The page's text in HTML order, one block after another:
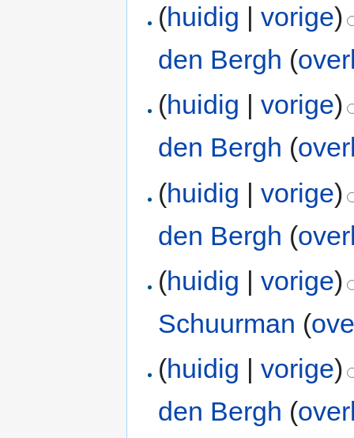
(huidig |vorige)
den Bergh (
(huidig |vorige)
den Bergh (
(huidig |vorige)
den Bergh (
(huidig |vorige)
Schuurman (
(huidig |vorige)
den Bergh (